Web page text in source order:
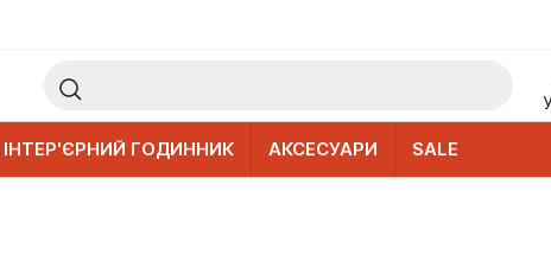
ІНТЕР'ЄРНИЙ ГОДИННИК АКСЕСУАРИ SALE